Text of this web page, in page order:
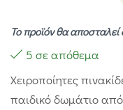
Το προϊόν θα
5 σε απόθεμα
Χειροποίητες
παιδικό δωμάτιο